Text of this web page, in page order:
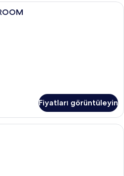
Minibar, odada kasa, dizüstü
Fiyatları görüntüleyin